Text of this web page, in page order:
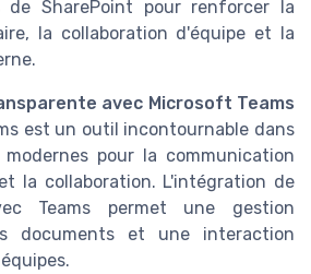
de SharePoint pour renforcer la
la collaboration d'équipe et la
avec Microsoft Teams
est un outil incontournable dans
pour la communication
la collaboration. L'intégration de
Teams permet une gestion
documents et une interaction